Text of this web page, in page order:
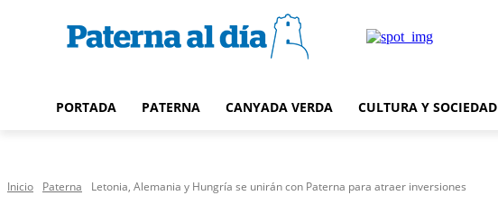
PORTADA PATERNA CANYADA VERDA CULTURA Y SOCIEDAD
Inicio Paterna Letonia, Alemania y Hungría se unirán con Paterna para atraer inversiones